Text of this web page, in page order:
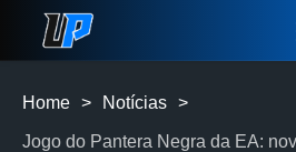
Home > Notícias >
Jogo do Pantera Negra da EA: